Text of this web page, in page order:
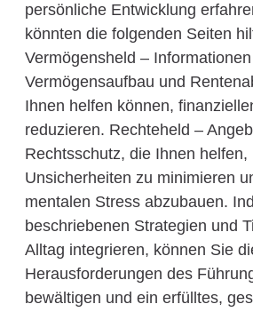
persönliche Entwicklung
könnten die folgenden Seiten
Vermögensheld –
Vermögensaufbau und
Ihnen helfen können,
reduzieren. Rechteheld –
Rechtsschutz, die Ihnen helfen,
Unsicherheiten zu minimieren
mentalen Stress abzubauen.
beschriebenen Strategien und
Alltag integrieren, können Sie
Herausforderungen des
bewältigen und ein erfülltes,